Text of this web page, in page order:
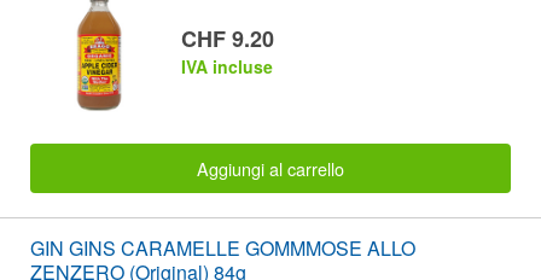
CHF 9.20
IVA incluse
Aggiungi al carrello
GIN GINS CARAMELLE GOMMMOSE ALLO
ZENZERO (Original) 84g